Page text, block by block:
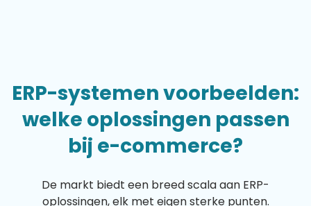
ERP-systemen voorbeelden:
welke oplossingen passen
bij e-commerce?
De markt biedt een breed scala aan ERP-
oplossingen, elk met eigen sterke punten.